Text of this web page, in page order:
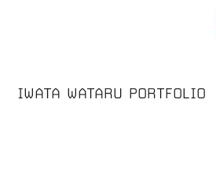
IWATA WATARU PORTFOLIO